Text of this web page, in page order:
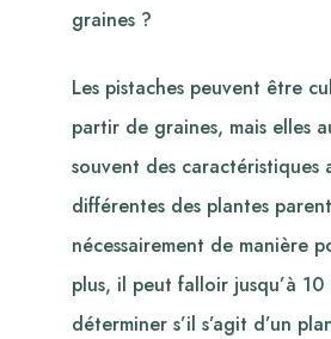
graines ?
Les pistaches peuvent être
partir de graines, mais elles
souvent des caractéristiques
différentes des plantes
nécessairement de manière
plus, il peut falloir jusqu’à 10
déterminer s’il s’agit d’un